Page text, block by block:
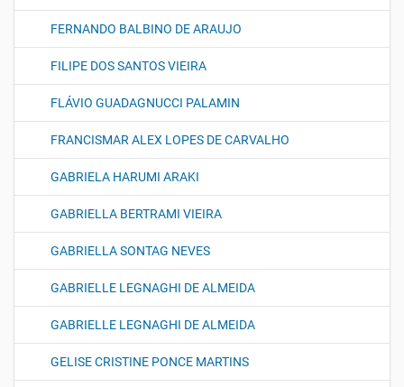
FERNANDO BALBINO DE ARAUJO
FILIPE DOS SANTOS VIEIRA
FLÁVIO GUADAGNUCCI PALAMIN
FRANCISMAR ALEX LOPES DE CARVALHO
GABRIELA HARUMI ARAKI
GABRIELLA BERTRAMI VIEIRA
GABRIELLA SONTAG NEVES
GABRIELLE LEGNAGHI DE ALMEIDA
GABRIELLE LEGNAGHI DE ALMEIDA
GELISE CRISTINE PONCE MARTINS